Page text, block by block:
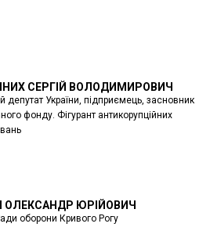
СЕРГІЙ ВОЛОДИМИРОВИЧ
депутат України, підприємець, засновник
фонду. Фігурант антикорупційних
ОЛЕКСАНДР ЮРІЙОВИЧ
оборони Кривого Рогу